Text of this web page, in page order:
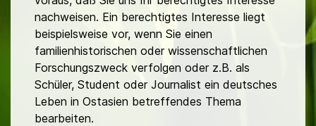
nachweisen. Ein berechtigtes Interesse liegt
beispielsweise vor, wenn Sie einen
familienhistorischen oder wissenschaftlichen
Forschungszweck verfolgen oder z.B. als
Schüler, Student oder Journalist ein deutsches
Leben in Ostasien betreffendes Thema
bearbeiten.